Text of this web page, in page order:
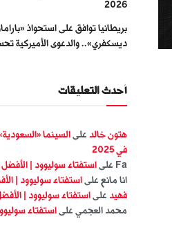
2026
بريطانيا توافق على استحواذ
ديسكفري».. والدعوى الأميركية
أحدث التعليقات
هتون خالد على السينما
في 2025
Fa على استفتاء سوليوود | الأفضل في
انا مانع على استفتاء سوليوود |
فهيد علىاستفتاء سوليوود | الأفضل
محمد العجمي على استفتاء